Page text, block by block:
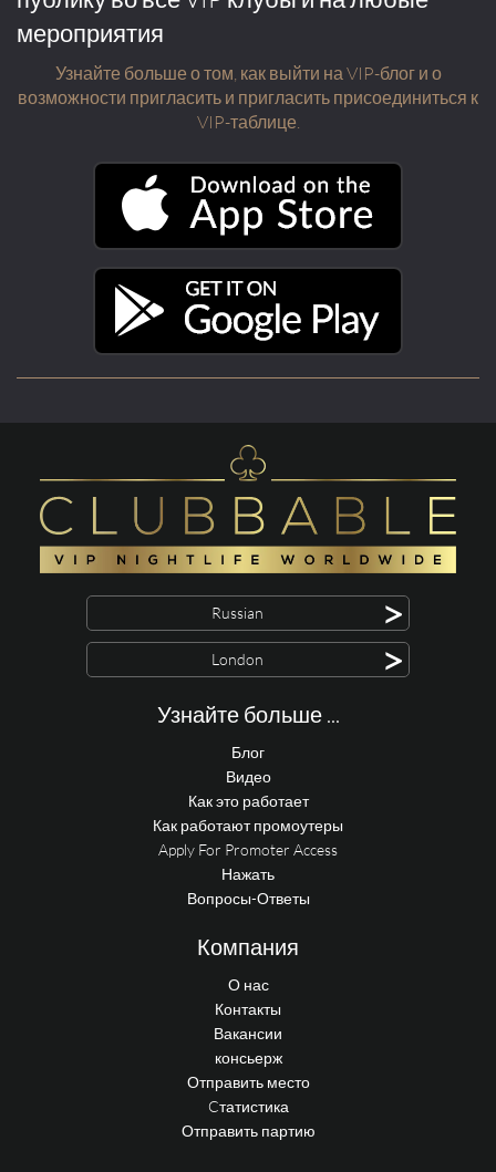
мероприятия
Узнайте больше о том, как выйти на VIP-блог и о
возможности пригласить и пригласить присоединиться к
VIP-таблице.
Russian >
London >
Узнайте больше ...
Блог
Видео
Как это работает
Как работают промоутеры
Apply For Promoter Access
Нажать
Вопросы-Ответы
Компания
О нас
Контакты
Вакансии
консьерж
Отправить место
Cтатистика
Отправить партию